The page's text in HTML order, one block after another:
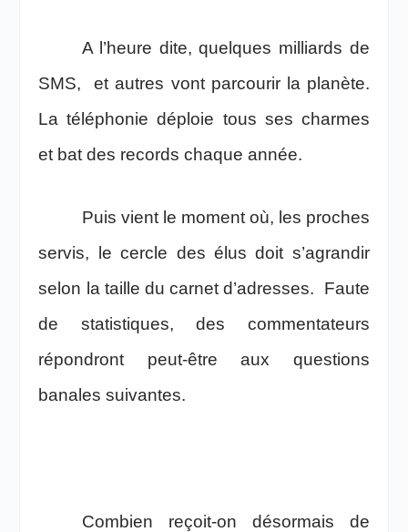
A l’heure dite, quelques milliards de
SMS, et autres vont parcourir la planète.
La téléphonie déploie tous ses charmes
et bat des records chaque année.
Puis vient le moment où, les proches
servis, le cercle des élus doit s’agrandir
selon la taille du carnet d’adresses. Faute
de statistiques, des commentateurs
répondront peut-être aux questions
banales suivantes.
Combien reçoit-on désormais de